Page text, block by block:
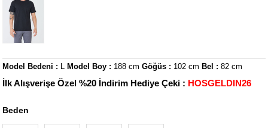
Model Bedeni : Model Boy : 188 cmGöğüs : 102 cm Bel : 82 cm
İlk Alışverişe Özel %20 İndirim Hediye Çeki : HOSGELDIN26
Beden